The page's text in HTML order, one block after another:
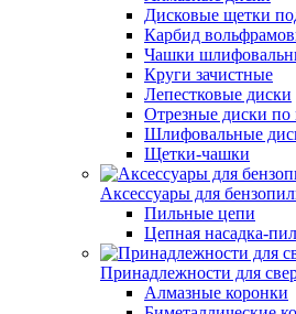
Дисковые щетки
Карбид
Чашки
Круги зачистные
Лепестковые диски
Отрезные диски по
Шлифовальные
Щетки-чашки
Аксессуары для
Пильные цепи
Цепная насадка-
Принадлежности для
Алмазные коронки